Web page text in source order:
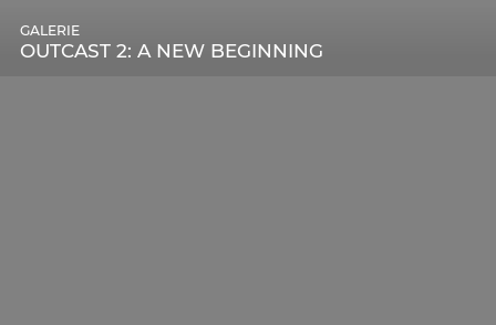
OUTCAST 2: A NEW BEGINNING
GALERIE